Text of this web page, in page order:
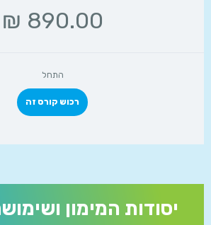
התחל
רכוש קורס זה
יסודות המימון